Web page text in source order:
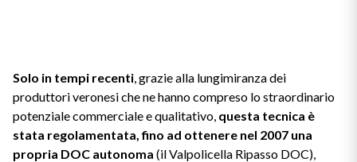
Vini Veneti
Vini della Champagne
Solo in tempi recenti, grazie alla lungimiranza dei
produttori veronesi che ne hanno compreso lo straordinario
potenziale commerciale e qualitativo, questa tecnica è
stata regolamentata, fino ad ottenere nel 2007 una
propria DOC autonoma (il Valpolicella Ripasso DOC),